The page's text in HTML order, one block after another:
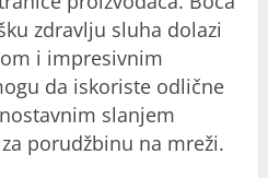
zdravlju sluha dolazi
i impresivnim
da iskoriste odlične
slanjem
porudžbinu na mreži.